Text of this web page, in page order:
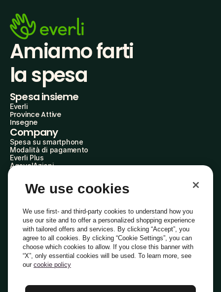
Amiamo farti
la spesa
Spesa insieme
Everli
Province Attive
Insegne
Company
Spesa su smartphone
Modalità di pagamento
Everli Plus
AgevolAzioni
Everli Shoppers
Scopri chi siamo
Domande frequenti
Lavora con noi
Diventa Shopper
Investitori
PrivacyCookiePreferenze Cookie
Termini e Condizioni
Italiano
We use cookies
We use first- and third-party cookies to understand how you
use our site and to offer a personalized shopping experience
with tailored offers and services. By clicking “Accept”, you
agree to all cookies. By clicking “Cookie Settings”, you can
choose which cookies to allow. If you close this banner with
“X”, only essential cookies will be used. To learn more, see
our cookie policy